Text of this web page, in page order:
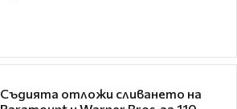
Съдията отложи сливането на